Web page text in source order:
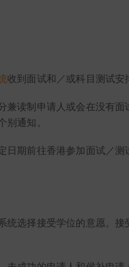
收到面试和／或科目测试安
读制申请人或会在没有面
通知。
期前往香港参加面试／测
选择接受学位的意愿。